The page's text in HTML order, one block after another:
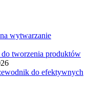
wytwarzanie
tworzenia produktów
do efektywnych